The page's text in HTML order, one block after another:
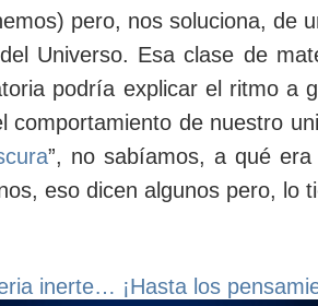
pero, nos soluciona, de
Universo. Esa clase de
podría explicar el ritmo a
comportamiento de nuestro
”, no sabíamos, a qué
eso dicen algunos pero, lo
inerte… ¡Hasta los